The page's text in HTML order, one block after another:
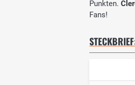
Punkten.
Fans!